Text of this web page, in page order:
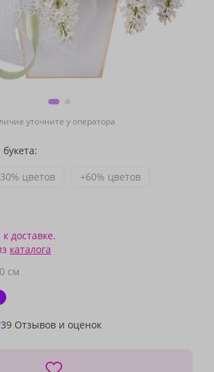
уточните у оператора
цветов +60% цветов
доставке.
каталога
см
39 Отзывов и оценок